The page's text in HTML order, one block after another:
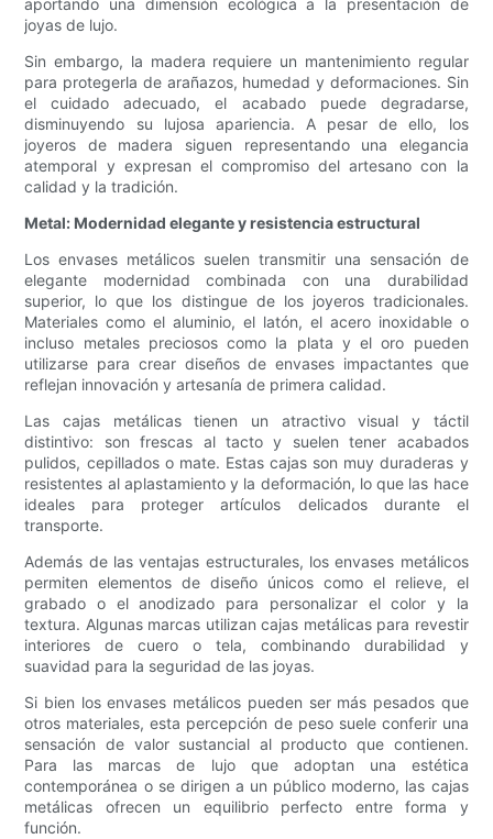
aportando una dimensión ecológica a la presentación de
joyas de lujo.
Sin embargo, la madera requiere un mantenimiento regular
para protegerla de arañazos, humedad y deformaciones. Sin
el cuidado adecuado, el acabado puede degradarse,
disminuyendo su lujosa apariencia. A pesar de ello, los
joyeros de madera siguen representando una elegancia
atemporal y expresan el compromiso del artesano con la
calidad y la tradición.
Metal: Modernidad elegante y resistencia estructural
Los envases metálicos suelen transmitir una sensación de
elegante modernidad combinada con una durabilidad
superior, lo que los distingue de los joyeros tradicionales.
Materiales como el aluminio, el latón, el acero inoxidable o
incluso metales preciosos como la plata y el oro pueden
utilizarse para crear diseños de envases impactantes que
reflejan innovación y artesanía de primera calidad.
Las cajas metálicas tienen un atractivo visual y táctil
distintivo: son frescas al tacto y suelen tener acabados
pulidos, cepillados o mate. Estas cajas son muy duraderas y
resistentes al aplastamiento y la deformación, lo que las hace
ideales para proteger artículos delicados durante el
transporte.
Además de las ventajas estructurales, los envases metálicos
permiten elementos de diseño únicos como el relieve, el
grabado o el anodizado para personalizar el color y la
textura. Algunas marcas utilizan cajas metálicas para revestir
interiores de cuero o tela, combinando durabilidad y
suavidad para la seguridad de las joyas.
Si bien los envases metálicos pueden ser más pesados ​​que
otros materiales, esta percepción de peso suele conferir una
sensación de valor sustancial al producto que contienen.
Para las marcas de lujo que adoptan una estética
contemporánea o se dirigen a un público moderno, las cajas
metálicas ofrecen un equilibrio perfecto entre forma y
función.